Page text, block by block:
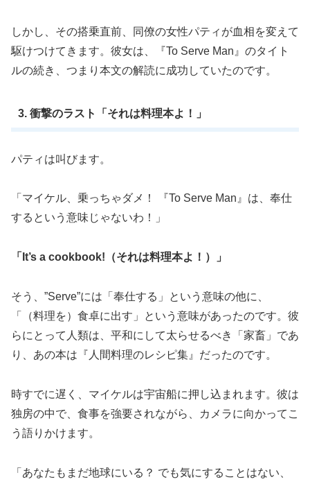
しかし、その搭乗直前、同僚の女性パティが血相を変えて
駆けつけてきます。彼女は、『To Serve Man』のタイト
ルの続き、つまり本文の解読に成功していたのです。
3. 衝撃のラスト「それは料理本よ！」
パティは叫びます。
「マイケル、乗っちゃダメ！ 『To Serve Man』は、奉仕
するという意味じゃないわ！」
「It’s a cookbook!（それは料理本よ！）」
そう、”Serve”には「奉仕する」という意味の他に、
「（料理を）食卓に出す」という意味があったのです。彼
らにとって人類は、平和にして太らせるべき「家畜」であ
り、あの本は『人間料理のレシピ集』だったのです。
時すでに遅く、マイケルは宇宙船に押し込まれます。彼は
独房の中で、食事を強要されながら、カメラに向かってこ
う語りかけます。
「あなたもまだ地球にいる？ でも気にすることはない、